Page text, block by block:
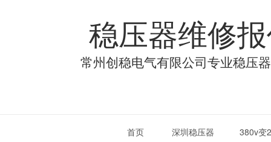
稳压器维修
常州创稳电气有限公司专业稳压
首页 深圳稳压器 380v变